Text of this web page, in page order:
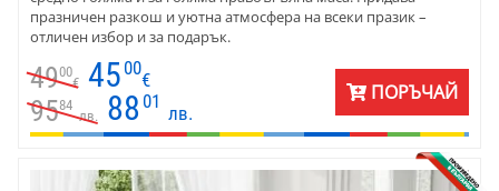
празничен разкош и уютна атмосфера на всеки празик –
отличен избор и за подарък.
4900
€ 45 00
€
9584
лв. 88 01
лв.
ПОРЪЧАЙ